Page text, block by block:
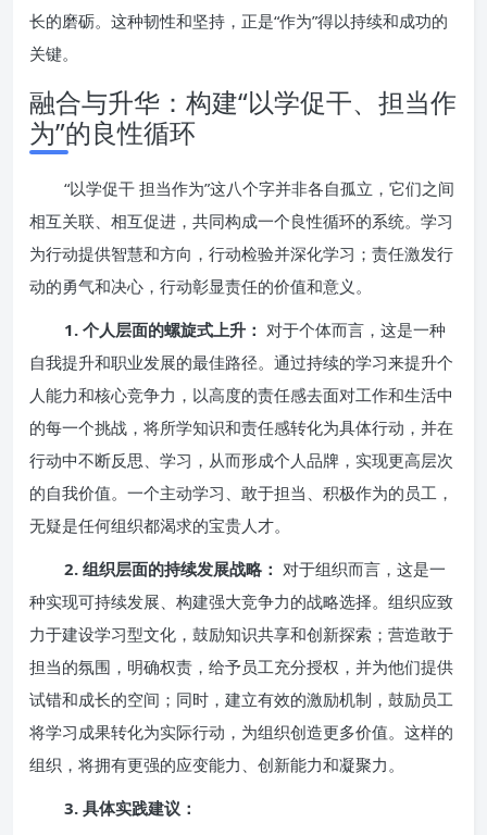
长的磨砺。这种韧性和坚持，正是“作为”得以持续和成功的
关键。
融合与升华：构建“以学促干、担当作
为”的良性循环
“以学促干 担当作为”这八个字并非各自孤立，它们之间
相互关联、相互促进，共同构成一个良性循环的系统。学习
为行动提供智慧和方向，行动检验并深化学习；责任激发行
动的勇气和决心，行动彰显责任的价值和意义。
1. 个人层面的螺旋式上升： 对于个体而言，这是一种
自我提升和职业发展的最佳路径。通过持续的学习来提升个
人能力和核心竞争力，以高度的责任感去面对工作和生活中
的每一个挑战，将所学知识和责任感转化为具体行动，并在
行动中不断反思、学习，从而形成个人品牌，实现更高层次
的自我价值。一个主动学习、敢于担当、积极作为的员工，
无疑是任何组织都渴求的宝贵人才。
2. 组织层面的持续发展战略： 对于组织而言，这是一
种实现可持续发展、构建强大竞争力的战略选择。组织应致
力于建设学习型文化，鼓励知识共享和创新探索；营造敢于
担当的氛围，明确权责，给予员工充分授权，并为他们提供
试错和成长的空间；同时，建立有效的激励机制，鼓励员工
将学习成果转化为实际行动，为组织创造更多价值。这样的
组织，将拥有更强的应变能力、创新能力和凝聚力。
3. 具体实践建议：